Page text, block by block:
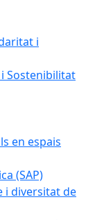
i
Sostenibilitat
en espais
(SAP)
i diversitat de